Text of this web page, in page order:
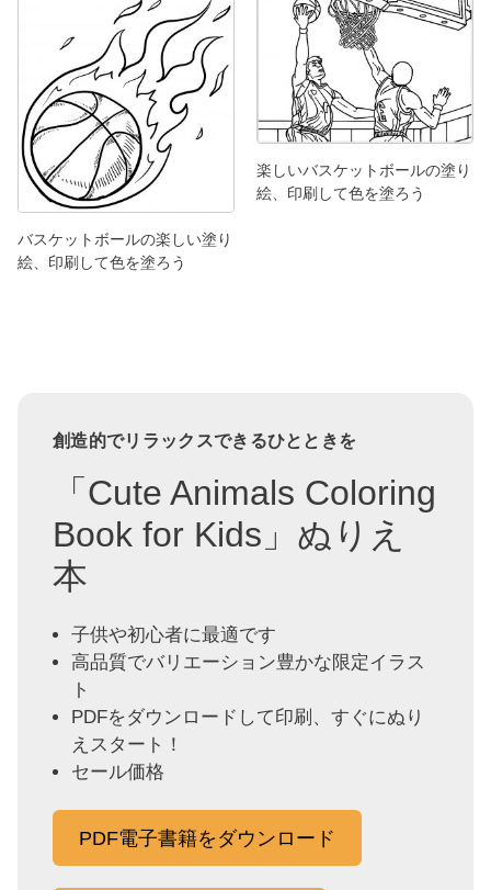
バスケットボールの楽しい塗り
絵、印刷して色を塗ろう
楽しいバスケットボールの塗り
絵、印刷して色を塗ろう
創造的でリラックスできるひとときを
「Cute Animals Coloring
Book for Kids」ぬりえ
本
子供や初心者に最適です
高品質でバリエーション豊かな限定イラス
ト
PDFをダウンロードして印刷、すぐにぬり
えスタート！
セール価格
PDF電子書籍をダウンロード